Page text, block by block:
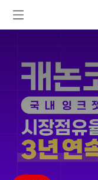
메뉴 열기
ㅤㅤ
ㅤㅤ
ㅤㅤ
ㅤㅤ